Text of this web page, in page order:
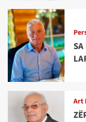
Art